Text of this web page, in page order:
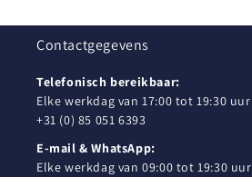
Contactgegevens
Telefonisch bereikbaar:
Elke werkdag van 17:00 tot 19:30 uur
+31 (0) 85 051 6393
E-mail & WhatsApp:
Elke werkdag van 09:00 tot 19:30 uur